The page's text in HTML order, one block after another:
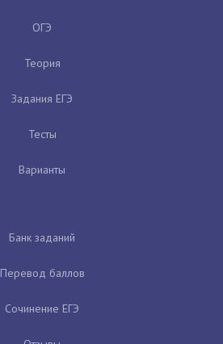
ОГЭ
Теория
Задания ЕГЭ
Тесты
Варианты
Банк заданий
Перевод баллов
Сочинение ЕГЭ